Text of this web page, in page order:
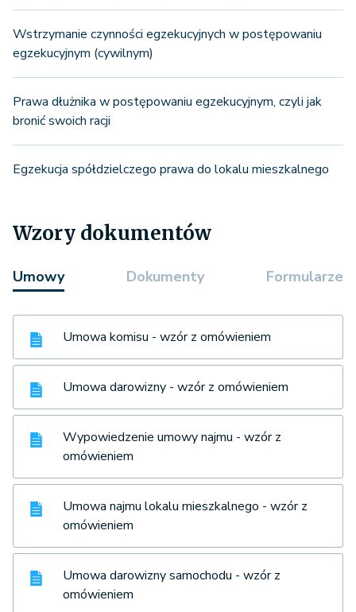
Wstrzymanie czynności egzekucyjnych w postępowaniu
egzekucyjnym (cywilnym)
Prawa dłużnika w postępowaniu egzekucyjnym, czyli jak
bronić swoich racji
Egzekucja spółdzielczego prawa do lokalu mieszkalnego
Wzory dokumentów
Umowy Dokumenty Formularze
Umowa komisu - wzór z omówieniem
Umowa darowizny - wzór z omówieniem
Wypowiedzenie umowy najmu - wzór z
omówieniem
Umowa najmu lokalu mieszkalnego - wzór z
omówieniem
Umowa darowizny samochodu - wzór z
omówieniem